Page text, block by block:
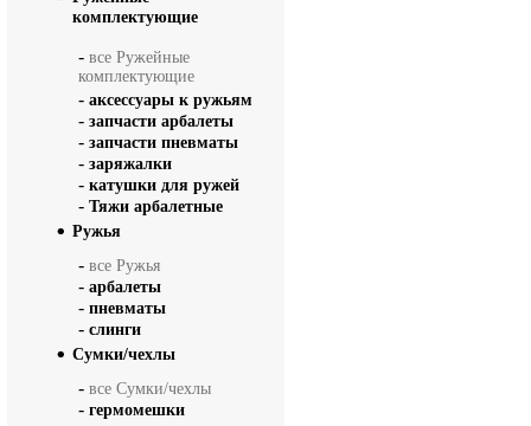
комплектующие
- все Ружейные
комплектующие
- аксессуары к ружьям
- запчасти арбалеты
- запчасти пневматы
- заряжалки
- катушки для ружей
- Тяжи арбалетные
Ружья
- все Ружья
- арбалеты
- пневматы
- слинги
Сумки/чехлы
- все Сумки/чехлы
- гермомешки